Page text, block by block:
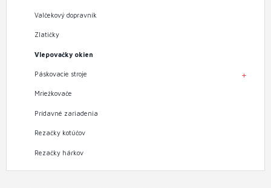
Valčekový dopravník
Zlatičky
Vlepovačky okien
Páskovacie stroje
Mriežkovače
Prídavné zariadenia
Rezačky kotúčov
Rezačky hárkov